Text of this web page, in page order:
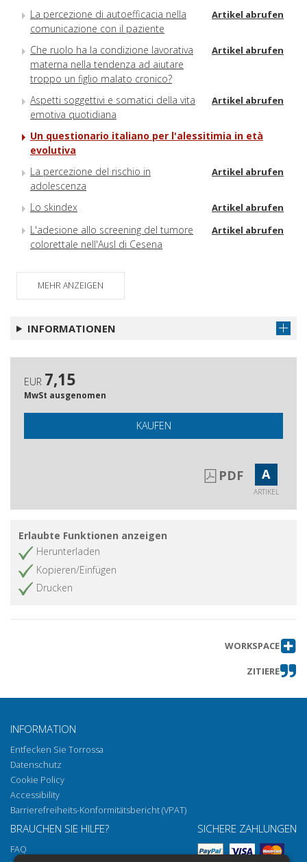
La percezione di autoefficacia nella
comunicazione con il paziente
Artikel abrufen
Che ruolo ha la condizione lavorativa
materna nella tendenza ad aiutare
troppo un figlio malato cronico?
Artikel abrufen
Aspetti soggettivi e somatici della vita
emotiva quotidiana
Artikel abrufen
Un questionario italiano per l'alessitimia in età
evolutiva
La percezione del rischio in
adolescenza
Artikel abrufen
Lo skindex Artikel abrufen
L'adesione allo screening del tumore
colorettale nell'Ausl di Cesena
Artikel abrufen
MEHR ANZEIGEN
INFORMATIONEN
EUR 7,15
MwSt ausgenomen
KAUFEN
PDF A
ARTIKEL
Erlaubte Funktionen anzeigen
Herunterladen
Kopieren/Einfügen
Drucken
WORKSPACE
ZITIERE
INFORMATION
Entfecken Sie Torrossa
Datenschutz
Cookie Policy
Accessibility
Barrierefreiheits-Konformitätsbericht (VPAT)
BRAUCHEN SIE HILFE?
FAQ
SICHERE ZAHLUNGEN